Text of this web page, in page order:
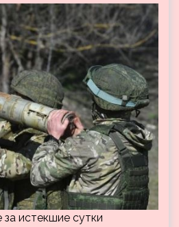
истекшие сутки